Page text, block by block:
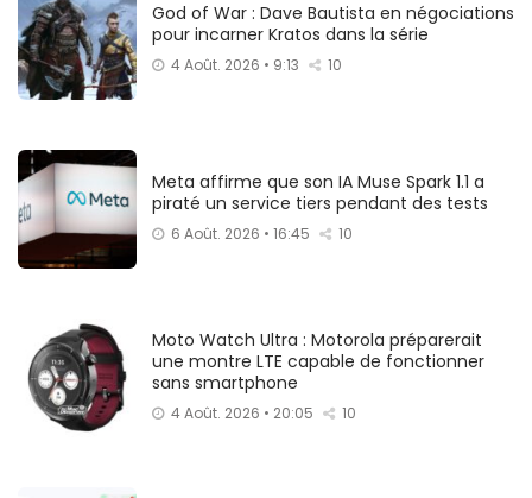
God of War : Dave Bautista en négociations
pour incarner Kratos dans la série
4 Août. 2026 • 9:13 10
Meta affirme que son IA Muse Spark 1.1 a
piraté un service tiers pendant des tests
6 Août. 2026 • 16:45 10
Moto Watch Ultra : Motorola préparerait
une montre LTE capable de fonctionner
sans smartphone
4 Août. 2026 • 20:05 10